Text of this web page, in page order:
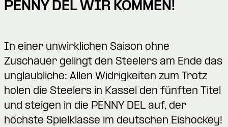
PENNY DEL WIR KOMMEN!
In einer unwirklichen Saison ohne
Zuschauer gelingt den Steelers am Ende das
unglaubliche: Allen Widrigkeiten zum Trotz
holen die Steelers in Kassel den fünften Titel
und steigen in die PENNY DEL auf, der
höchste Spielklasse im deutschen Eishockey!